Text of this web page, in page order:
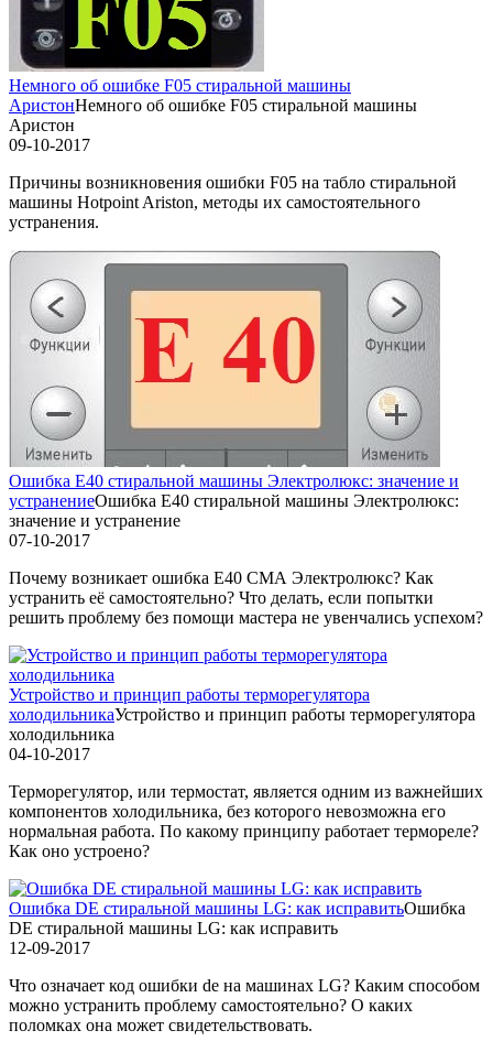
Немного об ошибке F05 стиральной машины
АристонНемного об ошибке F05 стиральной машины
Аристон
09-10-2017
Причины возникновения ошибки F05 на табло стиральной
машины Hotpoint Ariston, методы их самостоятельного
устранения.
Ошибка Е40 стиральной машины Электролюкс: значение и
устранениеОшибка Е40 стиральной машины Электролюкс:
значение и устранение
07-10-2017
Почему возникает ошибка Е40 СМА Электролюкс? Как
устранить её самостоятельно? Что делать, если попытки
решить проблему без помощи мастера не увенчались успехом?
Устройство и принцип работы терморегулятора
холодильникаУстройство и принцип работы терморегулятора
холодильника
04-10-2017
Терморегулятор, или термостат, является одним из важнейших
компонентов холодильника, без которого невозможна его
нормальная работа. По какому принципу работает термореле?
Как оно устроено?
Ошибка DE стиральной машины LG: как исправитьОшибка
DE стиральной машины LG: как исправить
12-09-2017
Что означает код ошибки de на машинах LG? Каким способом
можно устранить проблему самостоятельно? О каких
поломках она может свидетельствовать.